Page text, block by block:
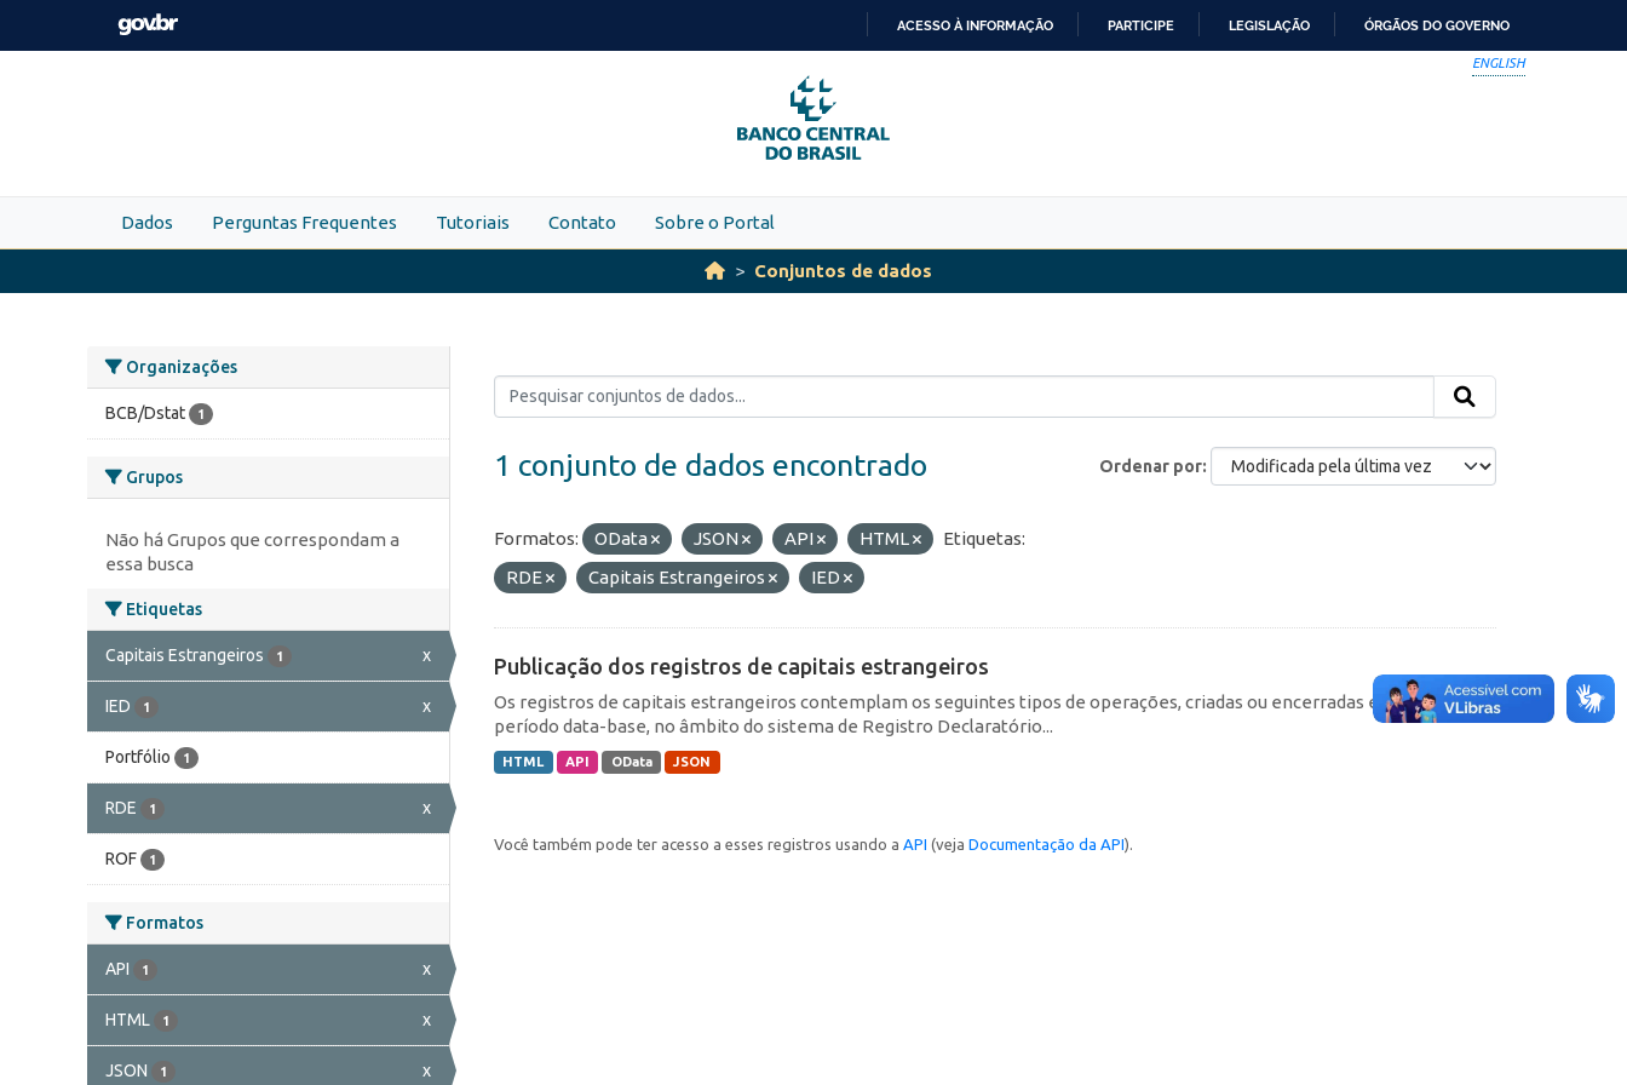
Skip to main content
PARA
O
CONTEÚDO
ACESSO À INFORMAÇÃO PARTICIPE LEGISLAÇÃO ÓRGÃOS DO GOVERNO
ENGLISH
Dados Perguntas Frequentes Tutoriais Contato Sobre o Portal
Conjuntos de dados
Organizações
BCB/Dstat 1
Grupos
Não há Grupos que correspondam a
essa busca
Etiquetas
Capitais Estrangeiros 1 x
IED 1 x
Portfólio 1
RDE 1 x
ROF 1
Formatos
API 1 x
HTML 1 x
JSON 1 x
Ordenar por
1 conjunto de dados encontrado
Formatos: OData JSON API HTML
Etiquetas:
RDE
Capitais Estrangeiros IED
Publicação dos registros de capitais estrangeiros
Os registros de capitais estrangeiros contemplam os seguintes tipos de operações, criadas ou encerradas em cada
período data-base, no âmbito do sistema de Registro Declaratório...
HTML API OData JSON
Você também pode ter acesso a esses registros usando a API (veja Documentação da API).